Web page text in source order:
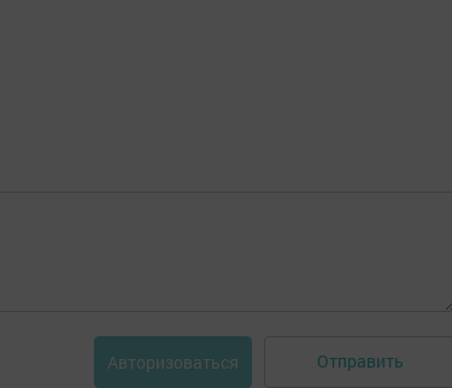
Авторизоваться Отправить